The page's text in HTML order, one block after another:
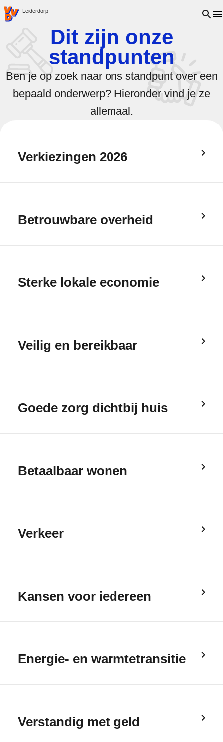
VVD.nl - Ga naar de homepage
Leiderdorp Open
Dit zijn onze
standpunten
Ben je op zoek naar ons standpunt over een
bepaald onderwerp? Hieronder vind je ze
allemaal.
Verkiezingen 2026
Betrouwbare overheid
Sterke lokale economie
Veilig en bereikbaar
Goede zorg dichtbij huis
Betaalbaar wonen
Verkeer
Kansen voor iedereen
Energie- en warmtetransitie
Verstandig met geld